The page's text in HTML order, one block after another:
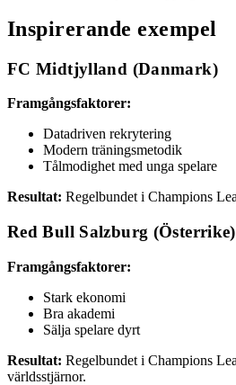
Inspirerande exempel
FC Midtjylland (Danmark)
Framgångsfaktorer:
Datadriven rekrytering
Modern träningsmetodik
Tålmodighet med unga spelare
Resultat: Regelbundet i Champions
Red Bull Salzburg (Österrike)
Framgångsfaktorer:
Stark ekonomi
Bra akademi
Sälja spelare dyrt
Resultat: Regelbundet i Champions
världsstjärnor.